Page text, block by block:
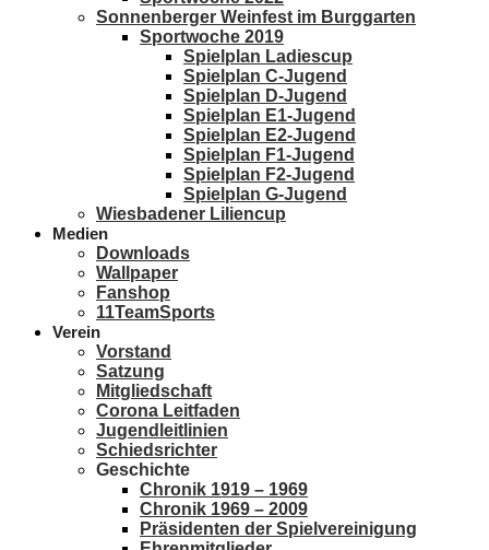
Sonnenberger Weinfest im Burggarten
Sportwoche 2019
Spielplan Ladiescup
Spielplan C-Jugend
Spielplan D-Jugend
Spielplan E1-Jugend
Spielplan E2-Jugend
Spielplan F1-Jugend
Spielplan F2-Jugend
Spielplan G-Jugend
Wiesbadener Liliencup
Medien
Downloads
Wallpaper
Fanshop
11TeamSports
Verein
Vorstand
Satzung
Mitgliedschaft
Corona Leitfaden
Jugendleitlinien
Schiedsrichter
Geschichte
Chronik 1919 – 1969
Chronik 1969 – 2009
Präsidenten der Spielvereinigung